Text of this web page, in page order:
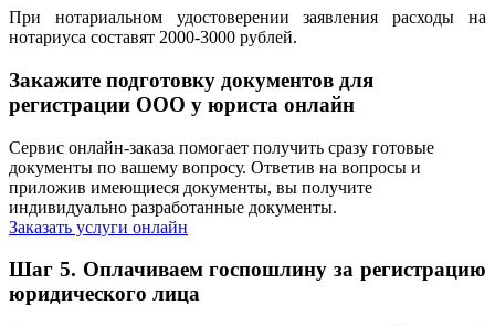
При нотариальном удостоверении заявления расходы на
нотариуса составят 2000-3000 рублей.
Закажите подготовку документов для
регистрации ООО у юриста онлайн
Сервис онлайн-заказа помогает получить сразу готовые
документы по вашему вопросу. Ответив на вопросы и
приложив имеющиеся документы, вы получите
индивидуально разработанные документы.
Заказать услуги онлайн
Шаг 5. Оплачиваем госпошлину за регистрацию
юридического лица